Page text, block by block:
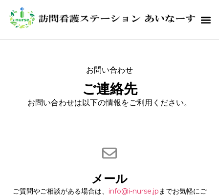
お問い合わせ
ご連絡先
お問い合わせは以下の情報をご利用ください。
メール
ご質問やご相談がある場合は、 info@i-nurse.jpまでお気軽にご